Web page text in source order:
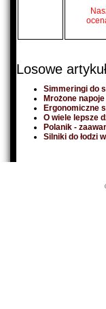
Losowe
Simmeringi do
Mrożone
Ergonomiczne
O wiele lepsze
Polanik -
Silniki do łodzi